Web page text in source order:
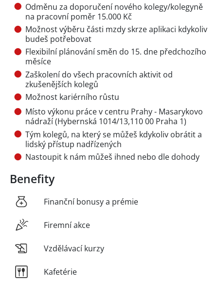
Odměnu za doporučení nového kolegy/kolegyně
na pracovní poměr 15.000 Kč
Možnost výběru části mzdy skrze aplikaci kdykoliv
budeš potřebovat
Flexibilní plánování směn do 15. dne předchozího
měsíce
Zaškolení do všech pracovních aktivit od
zkušenějších kolegů
Možnost kariérního růstu
Místo výkonu práce v centru Prahy - Masarykovo
nádraží (Hybernská 1014/13,110 00 Praha 1)
Tým kolegů, na který se můžeš kdykoliv obrátit a
lidský přístup nadřízených
Nastoupit k nám můžeš ihned nebo dle dohody
Benefity
Finanční bonusy a prémie
Firemní akce
Vzdělávací kurzy
Kafetérie